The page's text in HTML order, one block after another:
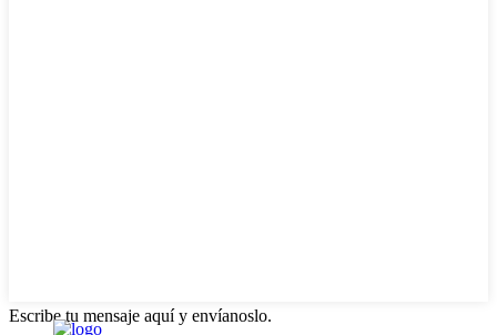
Escribe tu mensaje aquí y envíanoslo.